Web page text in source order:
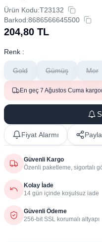
Ürün Kodu:T23132
Barkod:8686566645500
204,80 TL
Renk :
Gold Gümüş Mor
En geç 7 Ağustos Cuma
Fiyat Alarmı
Güvenli Kargo
Özenli paketleme, sigortalı
Kolay İade
14 gün içinde koşulsuz iade
Güvenli Ödeme
256-bit SSL korumalı altyapı